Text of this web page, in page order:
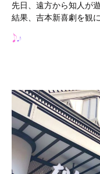
先日、遠方から知人が
結果、吉本新喜劇を観